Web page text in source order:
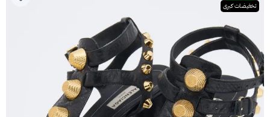
تخفيضات كبرى